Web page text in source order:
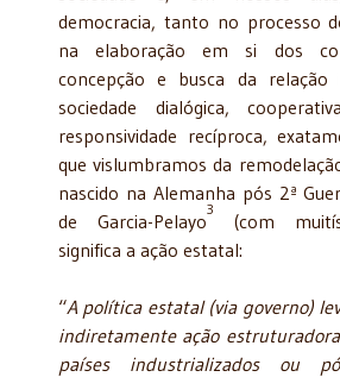
democracia, tanto no processo
na elaboração em si dos
concepção e busca da relação
sociedade dialógica,
responsividade recíproca,
que vislumbramos da
nascido na Alemanha pós 2ª
de Garcia-Pelayo
3
(com
significa a ação estatal:
“A política estatal (via governo)
indiretamente ação
países industrializados ou